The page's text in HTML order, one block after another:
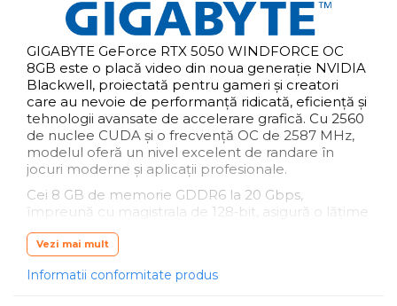
GIGABYTE GeForce RTX 5050 WINDFORCE OC
8GB este o placă video din noua generație NVIDIA
Blackwell, proiectată pentru gameri și creatori
care au nevoie de performanță ridicată, eficiență și
tehnologii avansate de accelerare grafică. Cu 2560
de nuclee CUDA și o frecvență OC de 2587 MHz,
modelul oferă un nivel excelent de randare în
jocuri moderne și aplicații profesionale.
Cei 8 GB de memorie GDDR6 la 20 Gbps,
împreună cu magistrala de 128‑bit, asigură o lățime
de bandă optimă pentru gaming 1080p și 1440p,
streaming și aplicații creative. Placa suportă
rezoluții de până la 7680×4320 și poate gestiona
până la patru monitoare simultan prin cele două
Vezi mai mult
Informatii conformitate produs